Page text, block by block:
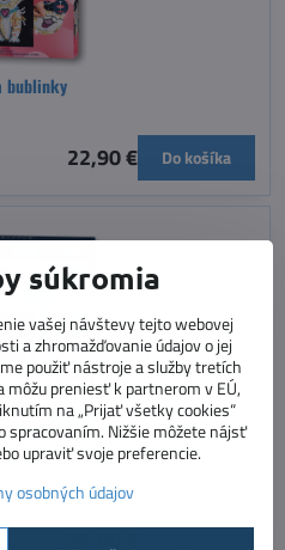
bublinky
22,90 € Do košíka
zamatovú podložku
súkromia
vašej návštevy tejto webovej
a zhromažďovanie údajov o jej
použiť nástroje a služby tretích
môžu preniesť k partnerom v EÚ,
na „Prijať všetky cookies“
Nižšie môžete nájsť
upraviť svoje preferencie.
osobných údajov